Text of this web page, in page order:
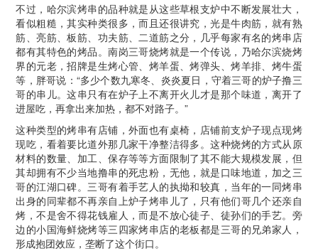
不过，哈尔滨烤串的品种就是从这些草根支炉中不断发展壮大，
看似粗糙，其实种类很多，而且还很讲究，光是牛肉筋，就有熟
筋、亮筋、板筋、功夫筋、二道筋之分，几乎每家有名的烤串店
都有其特色的烤品。南岗三哥烧烤就是一个传说，乃哈尔滨烧烤
界的元老，招牌是生烤心管、烤羊蛋、烤弹头、烤羊排、烤牛蛋
等，胖哥说：“多少个数九寒冬、炎炎夏日，守着三哥的炉子撸三
哥的串儿。这串只有在炉子上不离开火儿才是那个味道，离开了
进屋吃，再拿出来加热，都不对路子。”
这种类型的烤串有店铺，外面也有桌椅，店铺前支炉子现点现烤
现吃，看着要比道外那几家干净整洁得多。这种烧烤的方式从原
材料的数量、加工、保存等等方面限制了其不能大规模发展，但
其却拥有不少当地撸串的死忠粉，无他，就是口味地道，加之三
哥的江湖口碑。三哥有着手艺人的执拗和较真，当年的一同烤串
出身的同辈都不再亲自上炉子烤串儿了，只有他们哥几个还亲自
烤，不是舍不得花钱雇人，而是不放心徒子、徒孙们的手艺。旁
边的小国海鲜烧烤等三四家烤串店的老板都是三哥的兄弟家人，
形成抱团效应，垄断了这个街口。